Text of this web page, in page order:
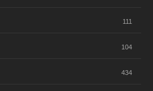
111
104
434